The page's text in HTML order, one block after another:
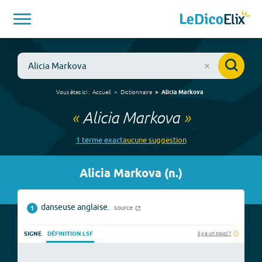
Vous êtes ici : Accueil Dictionnaire Alicia Markova
«Alicia Markova»
1 termeexactaucunesuggestion
Alicia Markova (n.)
1 danseuse anglaise. source
SIGNE DÉFINITION LSF Il y a un souci ?